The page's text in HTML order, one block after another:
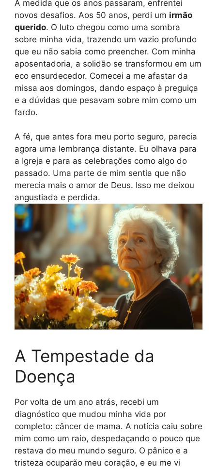
À medida que os anos passaram, enfrentei
novos desafios. Aos 50 anos, perdi um irmão
querido. O luto chegou como uma sombra
sobre minha vida, trazendo um vazio profundo
que eu não sabia como preencher. Com minha
aposentadoria, a solidão se transformou em um
eco ensurdecedor. Comecei a me afastar da
missa aos domingos, dando espaço à preguiça
e a dúvidas que pesavam sobre mim como um
fardo.
A fé, que antes fora meu porto seguro, parecia
agora uma lembrança distante. Eu olhava para
a Igreja e para as celebrações como algo do
passado. Uma parte de mim sentia que não
merecia mais o amor de Deus. Isso me deixou
angustiada e perdida.
A Tempestade da
Doença
Por volta de um ano atrás, recebi um
diagnóstico que mudou minha vida por
completo: câncer de mama. A notícia caiu sobre
mim como um raio, despedaçando o pouco que
restava do meu mundo seguro. O pânico e a
tristeza ocuparão meu coração, e eu me vi